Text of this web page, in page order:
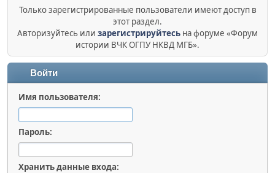
Только зарегистрированные пользователи имеют доступ в
этот раздел.
Авторизуйтесь или зарегистрируйтесь на форуме «Форум
истории ВЧК ОГПУ НКВД МГБ».
Войти
Имя пользователя:
Пароль:
Хранить данные входа: